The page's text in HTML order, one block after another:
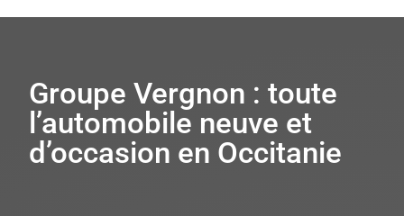
Groupe Vergnon : toute
l’automobile neuve et
d’occasion en Occitanie